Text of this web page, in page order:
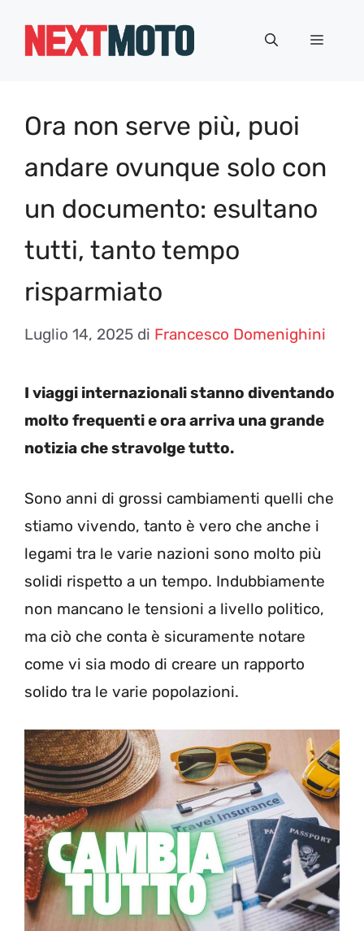
Menu
Ora non serve più, puoi
andare ovunque solo con
un documento: esultano
tutti, tanto tempo
risparmiato
Luglio 14, 2025 di Francesco Domenighini
I viaggi internazionali stanno diventando
molto frequenti e ora arriva una grande
notizia che stravolge tutto.
Sono anni di grossi cambiamenti quelli che
stiamo vivendo, tanto è vero che anche i
legami tra le varie nazioni sono molto più
solidi rispetto a un tempo. Indubbiamente
non mancano le tensioni a livello politico,
ma ciò che conta è sicuramente notare
come vi sia modo di creare un rapporto
solido tra le varie popolazioni.